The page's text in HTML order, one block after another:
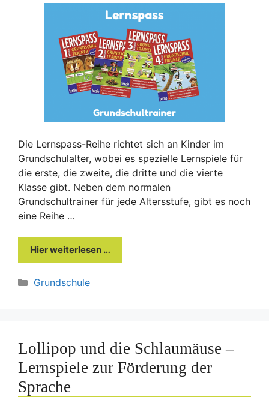
Die Lernspass-Reihe richtet sich an Kinder im
Grundschulalter, wobei es spezielle Lernspiele für
die erste, die zweite, die dritte und die vierte
Klasse gibt. Neben dem normalen
Grundschultrainer für jede Altersstufe, gibt es noch
eine Reihe …
Hier weiterlesen …
Kategorien
Grundschule
Lollipop und die Schlaumäuse –
Lernspiele zur Förderung der
Sprache